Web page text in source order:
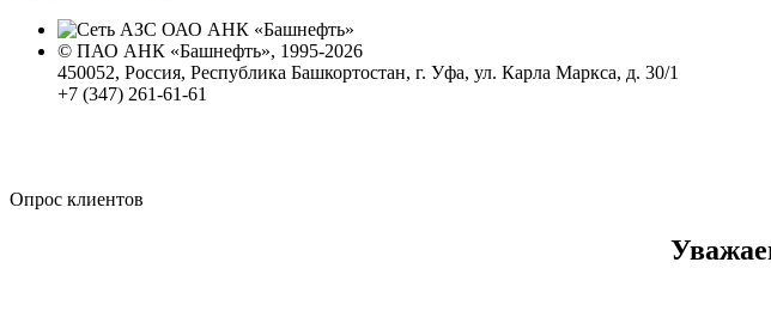
© ПАО АНК «Башнефть», 1995-2026
450052, Россия, Республика Башкортостан, г. Уфа, ул. Карла Маркса, д. 30/1
+7 (347) 261-61-61
Опрос клиентов